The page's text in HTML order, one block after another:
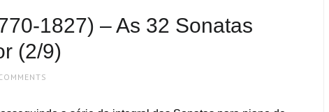
1827) – As 32 Sonatas
(2/9)